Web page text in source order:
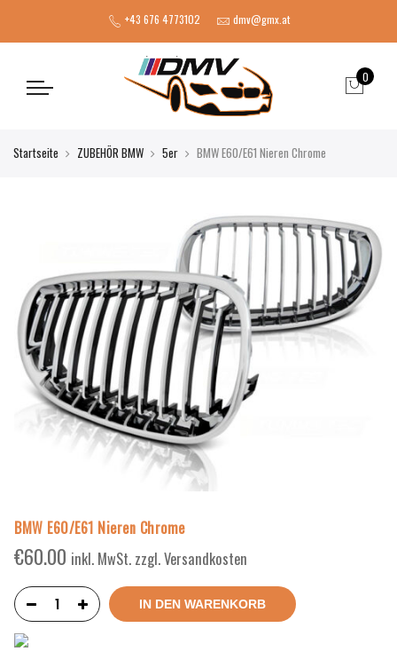
+43 676 4773102 dmv@gmx.at
0
Startseite ZUBEHÖR BMW 5er BMW E60/E61 Nieren Chrome
BMW E60/E61 Nieren Chrome
€60.00 inkl. MwSt. zzgl. Versandkosten
IN DEN WARENKORB